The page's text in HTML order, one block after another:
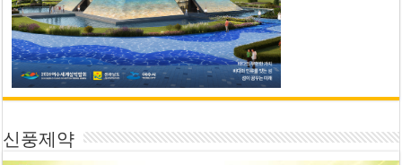
신풍제약